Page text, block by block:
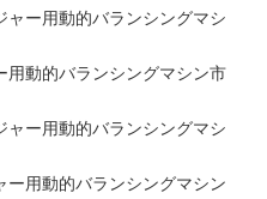
ー用動的バランシングマシ
動的バランシングマシン市
ー用動的バランシングマシ
用動的バランシングマシン